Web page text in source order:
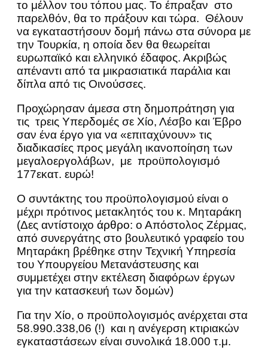
το μέλλον του τόπου μας. Το έπραξαν στο
παρελθόν, θα το πράξουν και τώρα. Θέλουν
να εγκαταστήσουν δομή πάνω στα σύνορα με
την Τουρκία, η οποία δεν θα θεωρείται
ευρωπαϊκό και ελληνικό έδαφος. Ακριβώς
απέναντι από τα μικρασιατικά παράλια και
δίπλα από τις Οινούσσες.
Προχώρησαν άμεσα στη δημοπράτηση για
τις τρεις Υπερδομές σε Χίο, Λέσβο και Έβρο
σαν ένα έργο για να «επιταχύνουν» τις
διαδικασίες προς μεγάλη ικανοποίηση των
μεγαλοεργολάβων, με προϋπολογισμό
177εκατ. ευρώ!
Ο συντάκτης του προϋπολογισμού είναι ο
μέχρι πρότινος μετακλητός του κ. Μηταράκη
(Δες αντίστοιχο άρθρο: ο Απόστολος Ζέρμας,
από συνεργάτης στο βουλευτικό γραφείο του
Μηταράκη βρέθηκε στην Τεχνική Υπηρεσία
του Υπουργείου Μετανάστευσης και
συμμετέχει στην εκτέλεση διαφόρων έργων
για την κατασκευή των δομών)
Για την Χίο, ο προϋπολογισμός ανέρχεται στα
58.990.338,06 (!) και η ανέγερση κτιριακών
εγκαταστάσεων είναι συνολικά 18.000 τ.μ.